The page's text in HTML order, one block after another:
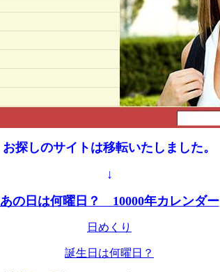
お探しのサイトは移転いたしました。
↓
あの日は何曜日？ 10000年カレンダー
日めくり
誕生日は何曜日？